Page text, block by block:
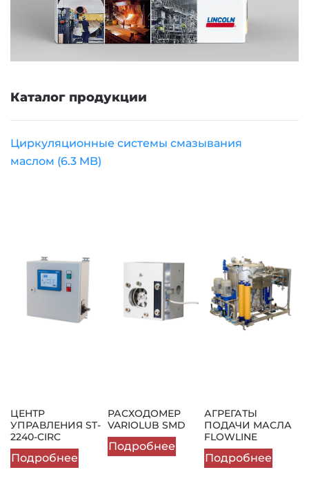
Каталог продукции
Циркуляционные системы смазывания
маслом (6.3 MB)
ЦЕНТР
УПРАВЛЕНИЯ ST-
2240-CIRC
Подробнее
РАСХОДОМЕР
VARIOLUB SMD
Подробнее
АГРЕГАТЫ
ПОДАЧИ МАСЛА
FLOWLINE
Подробнее